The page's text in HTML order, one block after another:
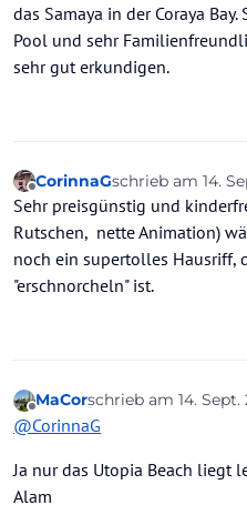
das Samaya in der Coraya
Pool und sehr
sehr gut erkundigen.
Offline
CorinnaGschrieb am 14.
zuletzt editiert
Sehr preisgünstig und
Rutschen, nette Animation)
noch ein supertolles Hausriff,
"erschnorcheln" ist.
Offline
MaCorschrieb am 14. Sept.
zuletzt editiert von
@CorinnaG
Ja nur das Utopia Beach liegt
Alam